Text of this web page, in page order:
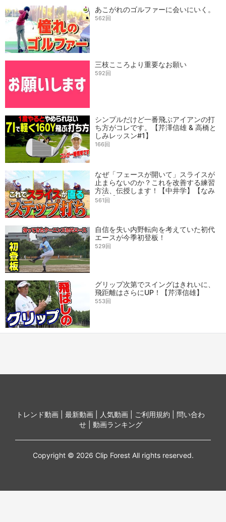
あこがれのゴルファーに会いにいく。
562回
三枝こころより重要なお願い
592回
シンプルだけど一番飛ぶアイアンの打
ち方がコレです。【芹澤信雄 & 高橋と
しみレッスン#1】
166回
なぜ「フェースが開いて」スライスが
止まらないのか？これを改善する練習
方法、伝授します！【中井学】【なみ
き】【レッスン】
561回
自信を失い内野転向を考えていた初代
エースが今季初登板！
529回
グリップ次第でスイングはきれいに、
飛距離はさらにUP！【芹澤信雄】
553回
トレンド動画 | 最新動画 | 人気動画 | ご利用規約 | 問い合わ
せ | 動画ランキング
Copyright © 2026 Clip Forest All rights reserved.